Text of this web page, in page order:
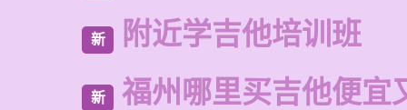
新 附近学吉他培训班
新 福州哪里买吉他便宜